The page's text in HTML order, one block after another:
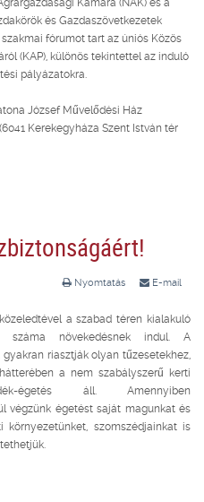
és Gazdaszövetkezetek
fórumot tart az úniós Közös
(KAP), különös tekintettel az induló
pályázatokra.
József Művelődési Ház
Kerekegyháza Szent István tér
Nyomtatás E-mail
a szabad téren kialakuló
száma növekedésnek indul. A
riasztják olyan tűzesetekhez,
a nem szabályszerű kerti
égetés áll. Amennyiben
végzünk égetést saját magunkat és
környezetünket, szomszédjainkat is